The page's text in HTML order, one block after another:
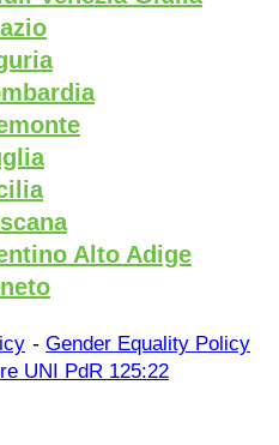
Alto Adige
- Gender Equality Policy
UNI PdR 125:22